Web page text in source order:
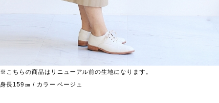
※こちらの商品はリニューアル前の生地になります。
身長159㎝ / カラー ベージュ